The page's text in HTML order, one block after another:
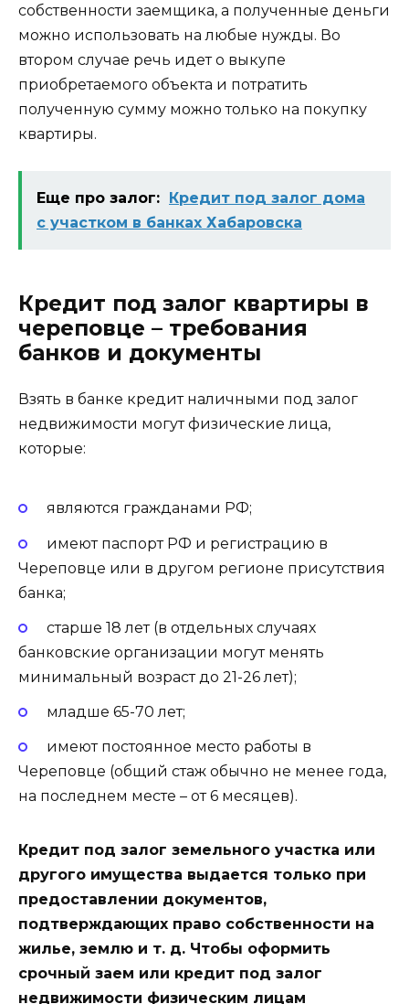
собственности заемщика, а полученные деньги
можно использовать на любые нужды. Во
втором случае речь идет о выкупе
приобретаемого объекта и потратить
полученную сумму можно только на покупку
квартиры.
Еще про залог: Кредит под залог дома
с участком в банках Хабаровска
Кредит под залог квартиры в
череповце – требования
банков и документы
Взять в банке кредит наличными под залог
недвижимости могут физические лица,
которые:
являются гражданами РФ;
имеют паспорт РФ и регистрацию в
Череповце или в другом регионе присутствия
банка;
старше 18 лет(в отдельных случаях
банковские организации могут менять
минимальный возраст до 21-26 лет);
младше 65-70 лет;
имеют постоянное место работы в
Череповце (общий стаж обычно не менее года,
на последнем месте – от 6 месяцев).
Кредит под залог земельного участка или
другого имущества выдается только при
предоставлении документов,
подтверждающих право собственности на
жилье, землю и т. д. Чтобы оформить
срочный заем или кредит под залог
недвижимости физическим лицам